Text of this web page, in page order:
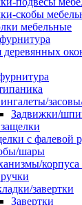
скобы
мебельные
деревянных
Задвижки/
с фалевой
шары
корпуса
завертки
Завертки